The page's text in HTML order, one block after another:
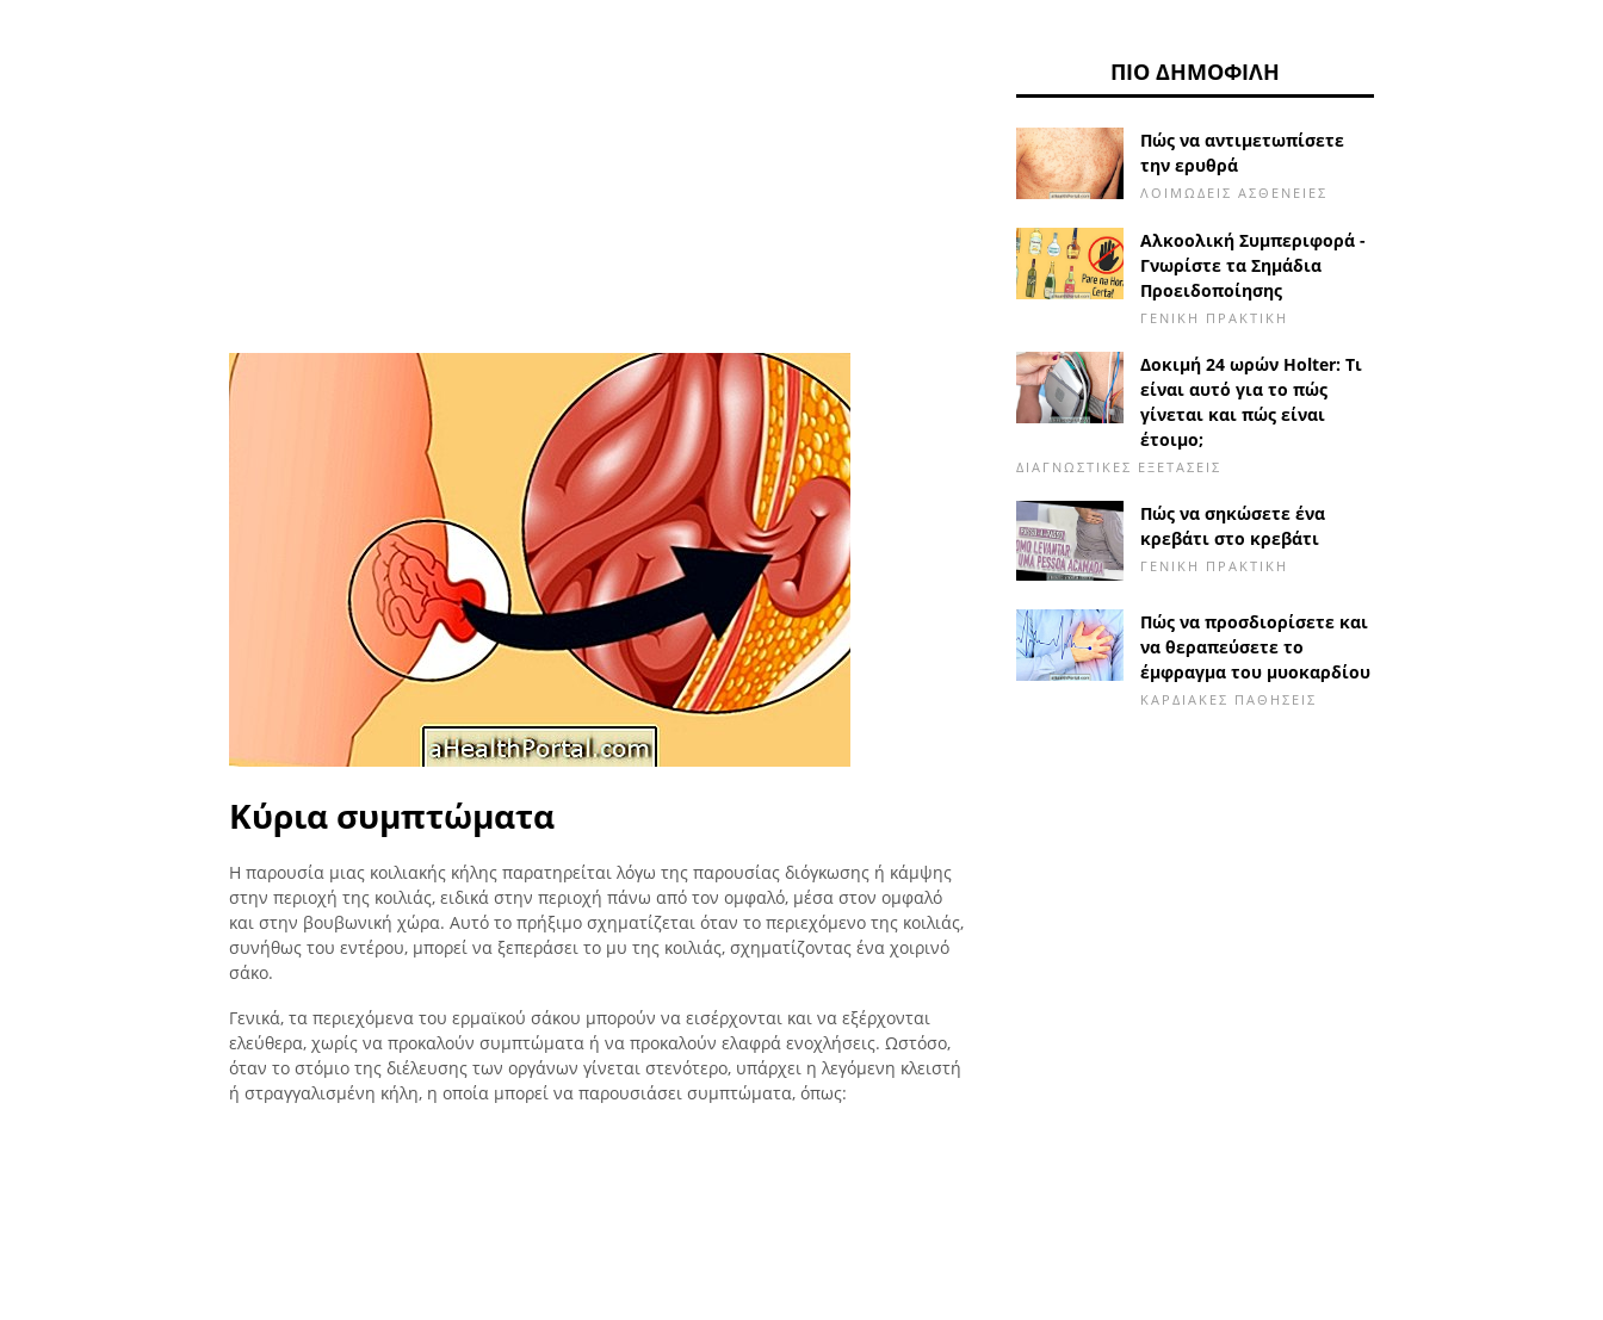
Κύρια συμπτώματα
Η παρουσία μιας κοιλιακής κήλης παρατηρείται λόγω της παρουσίας διόγκωσης ή κάμψης
στην περιοχή της κοιλιάς, ειδικά στην περιοχή πάνω από τον ομφαλό, μέσα στον ομφαλό
και στην βουβωνική χώρα. Αυτό το πρήξιμο σχηματίζεται όταν το περιεχόμενο της κοιλιάς,
συνήθως του εντέρου, μπορεί να ξεπεράσει το μυ της κοιλιάς, σχηματίζοντας ένα χοιρινό
σάκο.
Γενικά, τα περιεχόμενα του ερμαϊκού σάκου μπορούν να εισέρχονται και να εξέρχονται
ελεύθερα, χωρίς να προκαλούν συμπτώματα ή να προκαλούν ελαφρά ενοχλήσεις. Ωστόσο,
όταν το στόμιο της διέλευσης των οργάνων γίνεται στενότερο, υπάρχει η λεγόμενη κλειστή
ή στραγγαλισμένη κήλη, η οποία μπορεί να παρουσιάσει συμπτώματα, όπως:
ΠΙΟ ΔΗΜΟΦΙΛΉ
Πώς να αντιμετωπίσετε
την ερυθρά
ΛΟΙΜΏΔΕΙΣ ΑΣΘΈΝΕΙΕΣ
Αλκοολική Συμπεριφορά -
Γνωρίστε τα Σημάδια
Προειδοποίησης
ΓΕΝΙΚΉ ΠΡΑΚΤΙΚΉ
Δοκιμή 24 ωρών Holter: Τι
είναι αυτό για το πώς
γίνεται και πώς είναι
έτοιμο;
ΔΙΑΓΝΩΣΤΙΚΈΣ ΕΞΕΤΆΣΕΙΣ
Πώς να σηκώσετε ένα
κρεβάτι στο κρεβάτι
ΓΕΝΙΚΉ ΠΡΑΚΤΙΚΉ
Πώς να προσδιορίσετε και
να θεραπεύσετε το
έμφραγμα του μυοκαρδίου
ΚΑΡΔΙΑΚΈΣ ΠΑΘΉΣΕΙΣ